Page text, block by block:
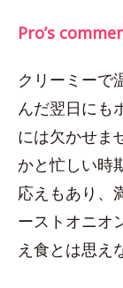
Pro’s
クリーミーで
んだ翌日にも
には欠かせま
かと忙しい時
応えもあり、
ーストオニオ
え食とは思え